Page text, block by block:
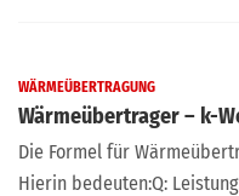
WÄRMEÜBERTRAGUNG
Wärmeübertrager – k-
Die Formel für
Hierin bedeuten:Q: